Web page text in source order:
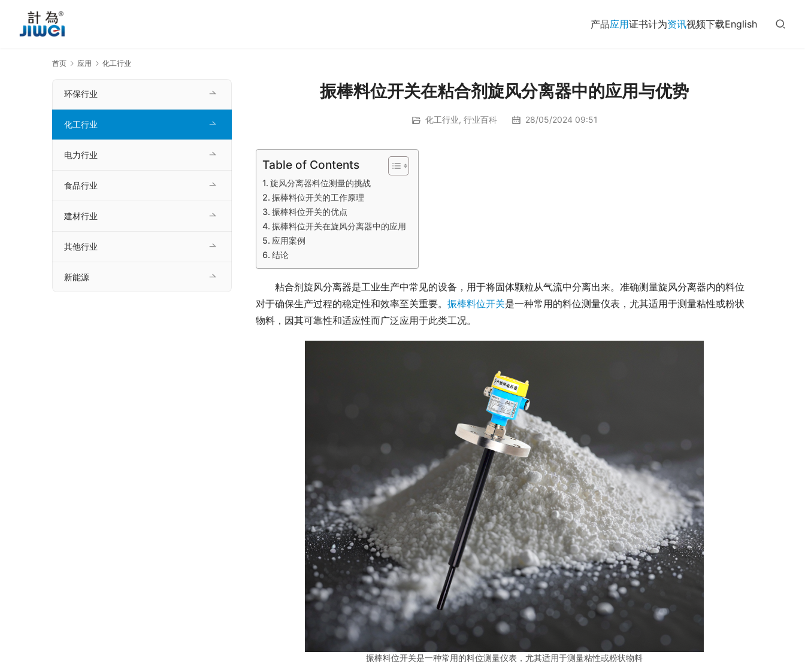
产品应用证书计为资讯视频下载English
首页 应用 化工行业
振棒料位开关在粘合剂旋风分离器中的应用与优势
化工行业, 行业百科 28/05/2024 09:51
Table of Contents
旋风分离器料位测量的挑战
振棒料位开关的工作原理
振棒料位开关的优点
振棒料位开关在旋风分离器中的应用
应用案例
结论
粘合剂旋风分离器是工业生产中常见的设备，用于将固体颗粒从气流中分离出来。准确测量旋风分离器内的料位
对于确保生产过程的稳定性和效率至关重要。 振棒料位开关是一种常用的料位测量仪表，尤其适用于测量粘性或粉状
物料，因其可靠性和适应性而广泛应用于此类工况。
振棒料位开关是一种常用的料位测量仪表，尤其适用于测量粘性或粉状物料
环保行业
化工行业
电力行业
食品行业
建材行业
其他行业
新能源